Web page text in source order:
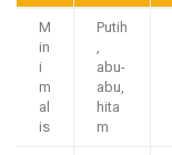
M
in
i
m
al
is
Putih
,
abu-
abu,
hita
m